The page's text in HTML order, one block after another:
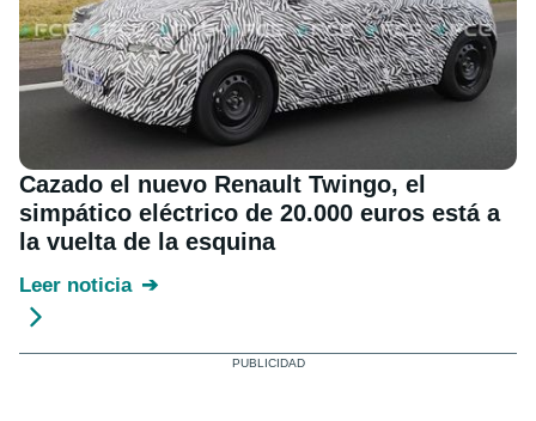
Cazado el nuevo Renault Twingo, el
simpático eléctrico de 20.000 euros está a
la vuelta de la esquina
Leer noticia